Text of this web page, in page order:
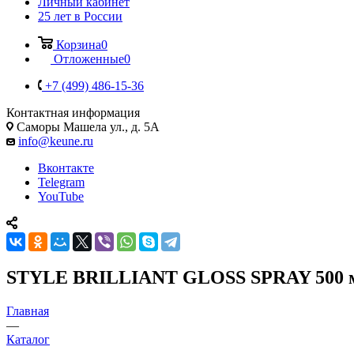
25 лет в России
Корзина0
Отложенные0
+7 (499) 486-15-36
Контактная информация
Саморы Машела ул., д. 5А
info@keune.ru
Вконтакте
Telegram
YouTube
STYLE BRILLIANT GLOSS SPRAY 500
Главная
—
Каталог